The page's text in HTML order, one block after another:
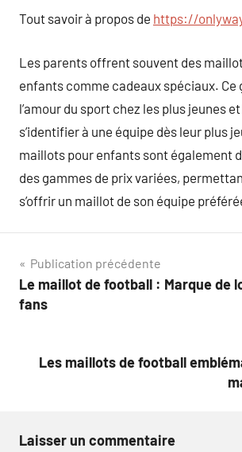
Tout savoir à propos de https://
Les parents offrent souvent des
enfants comme cadeaux spéciaux. Ce
l’amour du sport chez les plus jeunes
s’identifier à une équipe dès leur plus
maillots pour enfants sont également
des gammes de prix variées,
s’offrir un maillot de son équipe
Navigation
de
Publication précédente
Le maillot de football : Marque de
fans
Les maillots de football
Laisser un commentaire